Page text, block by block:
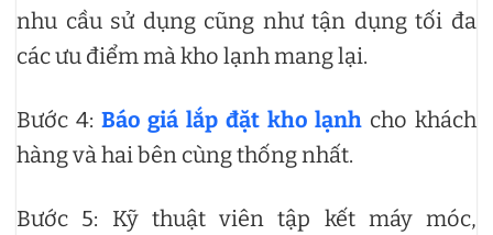
nhu cầu sử dụng cũng như tận dụng tối đa
các ưu điểm mà kho lạnh mang lại.
Bước 4: Báo giá lắp đặt kho lạnh cho khách
hàng và hai bên cùng thống nhất.
Bước 5: Kỹ thuật viên tập kết máy móc,